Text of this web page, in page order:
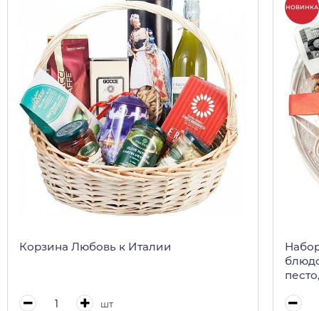
Корзина Любовь к Италии
шт
НОВИНКА